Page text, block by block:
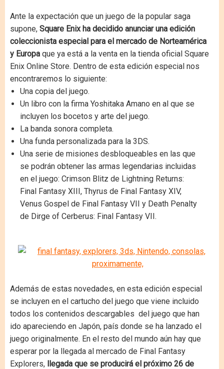
Ante la expectación que un juego de la popular saga
supone, Square Enix ha decidido anunciar una edición
coleccionista especial para el mercado de Norteamérica
y Europa que ya está a la venta en la tienda oficial Square
Enix Online Store. Dentro de esta edición especial nos
encontraremos lo siguiente:
Una copia del juego.
Un libro con la firma Yoshitaka Amano en al que se
incluyen los bocetos y arte del juego.
La banda sonora completa.
Una funda personalizada para la 3DS.
Una serie de misiones desbloqueables en las que
se podrán obtener las armas legendarias incluidas
en el juego: Crimson Blitz de Lightning Returns:
Final Fantasy XIII, Thyrus de Final Fantasy XIV,
Venus Gospel de Final Fantasy VII y Death Penalty
de Dirge of Cerberus: Final Fantasy VII.
Además de estas novedades, en esta edición especial
se incluyen en el cartucho del juego que viene incluido
todos los contenidos descargables del juego que han
ido apareciendo en Japón, país donde se ha lanzado el
juego originalmente. En el resto del mundo aún hay que
esperar por la llegada al mercado de Final Fantasy
Explorers, llegada que se producirá el próximo 26 de